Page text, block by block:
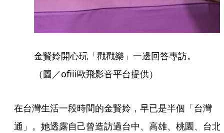
金賢姈開心玩「戳戳樂」一邊回答專訪。
（圖／ofiii歐飛影音平台提供）
在台灣生活一段時間的金賢姈，早已是半個「台灣
通」。她透露自己曾造訪過台中、高雄、桃園、台北